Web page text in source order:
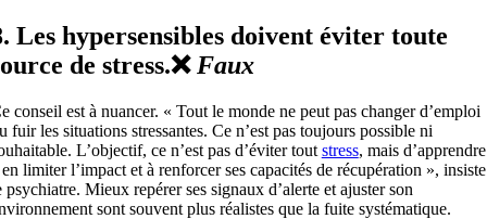
Les hypersensibles doivent éviter toute
de stress.❌ Faux
conseil est à nuancer. « Tout le monde ne peut pas changer d’emploi
fuir les situations stressantes. Ce n’est pas toujours possible ni
L’objectif, ce n’est pas d’éviter tout stress, mais d’apprendre
limiter l’impact et à renforcer ses capacités de récupération », insiste
psychiatre. Mieux repérer ses signaux d’alerte et ajuster son
sont souvent plus réalistes que la fuite systématique.